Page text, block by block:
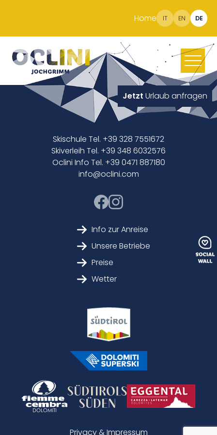
Home IT EN DE
Jetzt Urlaub anfragen
Skischule Tel. +39 328 7551672
Skiverleih Tel. +39 348 6032576
Oclini Info Tel. +39 0471 887180
info@oclini.com
Info zur Anreise
Unsere Betriebe
Preise
Wetter
Privacy & Impressum